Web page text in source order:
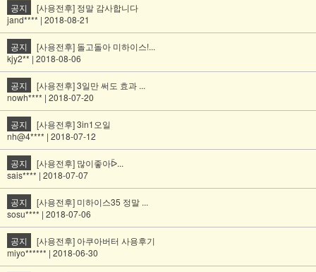
공지
[사용전후] 정말 감사합니다
jand**** | 2018-08-21
공지
[사용전후] 돌고돌아 미하이스!...
kjy2** | 2018-08-06
공지
[사용전후] 3일만 써도 효과 ...
nowh**** | 2018-07-20
공지
[사용전후] 3in1오일
nh@4**** | 2018-07-12
공지
[사용전후] 많이좋아ᐇ...
sais**** | 2018-07-07
공지
[사용전후] 미하이스35 정말 ...
sosu**** | 2018-07-06
공지
[사용전후] 아쿠아버터 사용후기
miyo****** | 2018-06-30